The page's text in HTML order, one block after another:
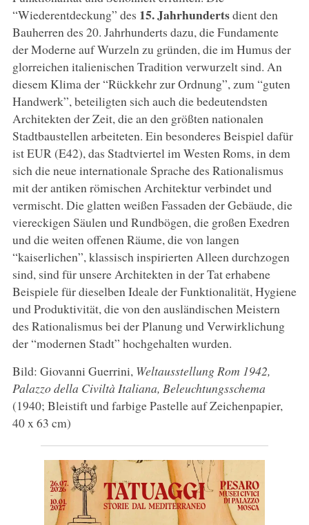
“Wiederentdeckung” des 15. Jahrhundertsdient den
Bauherren des 20. Jahrhunderts dazu, die Fundamente
der Moderne auf Wurzeln zu gründen, die im Humus der
glorreichen italienischen Tradition verwurzelt sind. An
diesem Klima der “Rückkehr zur Ordnung”, zum “guten
Handwerk”, beteiligten sich auch die bedeutendsten
Architekten der Zeit, die an den größten nationalen
Stadtbaustellen arbeiteten. Ein besonderes Beispiel dafür
ist EUR (E42), das Stadtviertel im Westen Roms, in dem
sich die neue internationale Sprache des Rationalismus
mit der antiken römischen Architektur verbindet und
vermischt. Die glatten weißen Fassaden der Gebäude, die
viereckigen Säulen und Rundbögen, die großen Exedren
und die weiten offenen Räume, die von langen
“kaiserlichen”, klassisch inspirierten Alleen durchzogen
sind, sind für unsere Architekten in der Tat erhabene
Beispiele für dieselben Ideale der Funktionalität, Hygiene
und Produktivität, die von den ausländischen Meistern
des Rationalismus bei der Planung und Verwirklichung
der “modernen Stadt” hochgehalten wurden.
Bild: Giovanni Guerrini, Weltausstellung Rom 1942,
Palazzo della Civiltà Italiana, Beleuchtungsschema
(1940; Bleistift und farbige Pastelle auf Zeichenpapier,
40 x 63 cm)